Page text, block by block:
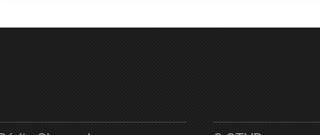
tvrdí nemecký
podporu